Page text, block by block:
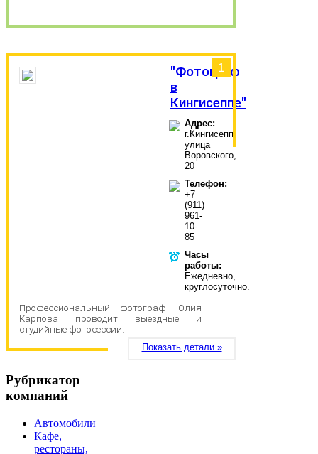
1
"Фотограф
в
Кингисеппе"
Адрес:
г.Кингисепп,
улица
Воровского,
20
Телефон:
+7
(911)
961-
10-
85
Часы
работы:
Ежедневно,
круглосуточно.
Профессиональный фотограф Юлия
Карпова проводит выездные и
студийные фотосессии.
Показать детали »
Рубрикатор
компаний
Автомобили
Кафе,
рестораны,